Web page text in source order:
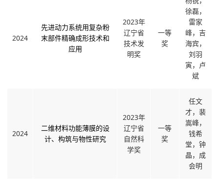
2024
先进动力系统用复杂粉
末部件精确成形技术和
应用
2023年
辽宁省
技术发
明奖
一等
奖
徐磊，
雷家
峰，吉
海宾，
刘羽
寅，卢
斌
2024
二维材料功能薄膜的设
计、构筑与物性研究
2023年
辽宁省
自然科
学奖
一等
奖
任文
才，裴
嵩峰，
钱希
堂，钟
晶，成
会明